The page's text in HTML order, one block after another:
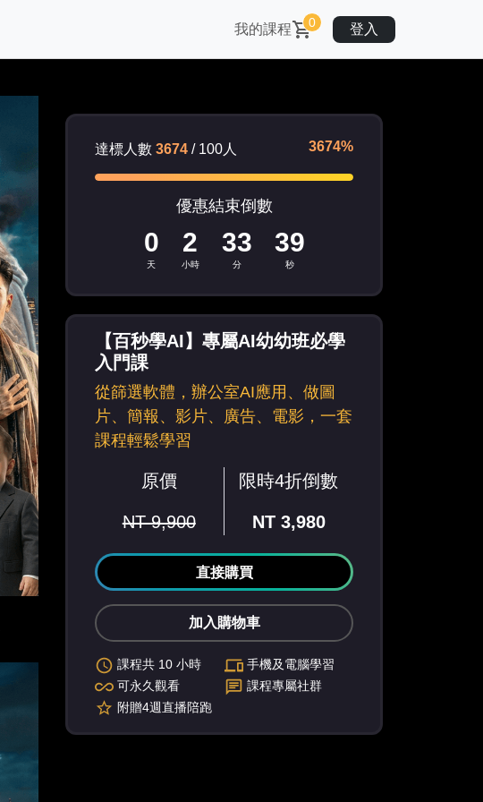
達標人數 3674 / 100人 3674%
優惠結束倒數
0
天
2
小時
33
分
36
秒
【百秒學AI】專屬AI幼幼班必學
入門課
從篩選軟體，辦公室AI應用、做圖
片、簡報、影片、廣告、電影，一套
課程輕鬆學習
原價
NT 9,900
限時4折倒數
NT 3,980
直接購買
加入購物車
課程共 10 小時
手機及電腦學習
可永久觀看
課程專屬社群
附贈4週直播陪跑
我的課程 0 登入